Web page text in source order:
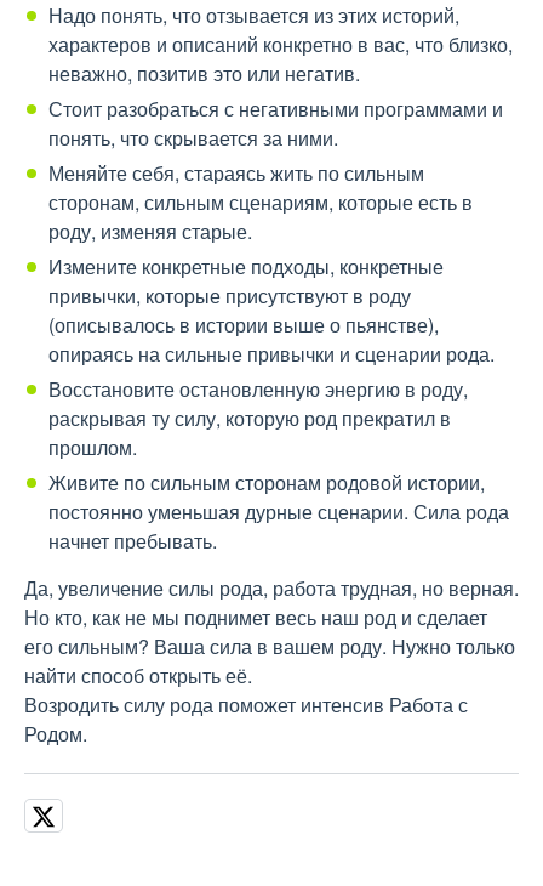
Надо понять, что отзывается из этих историй,
характеров и описаний конкретно в вас, что близко,
неважно, позитив это или негатив.
Стоит разобраться с негативными программами и
понять, что скрывается за ними.
Меняйте себя, стараясь жить по сильным
сторонам, сильным сценариям, которые есть в
роду, изменяя старые.
Измените конкретные подходы, конкретные
привычки, которые присутствуют в роду
(описывалось в истории выше о пьянстве),
опираясь на сильные привычки и сценарии рода.
Восстановите остановленную энергию в роду,
раскрывая ту силу, которую род прекратил в
прошлом.
Живите по сильным сторонам родовой истории,
постоянно уменьшая дурные сценарии. Сила рода
начнет пребывать.
Да, увеличение силы рода, работа трудная, но верная.
Но кто, как не мы поднимет весь наш род и сделает
его сильным? Ваша сила в вашем роду. Нужно только
найти способ открыть её.
Возродить силу рода поможет интенсив Работа с
Родом.